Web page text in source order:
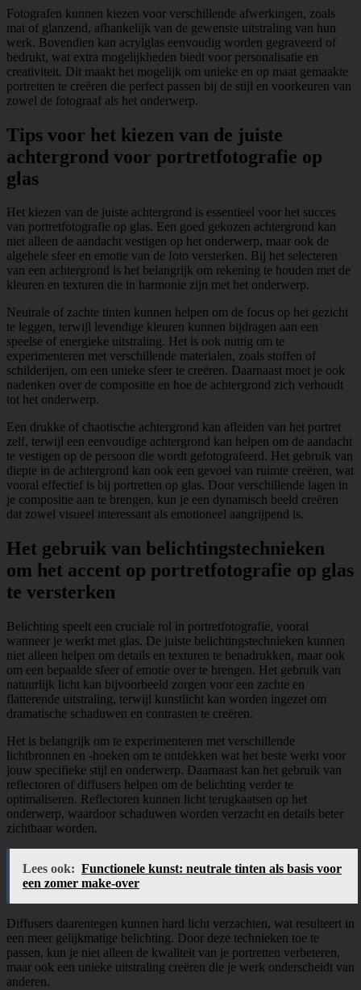
Fotografen kunnen kiezen voor verschillende afwerkingen, zoals
mat of glanzend, afhankelijk van de gewenste uitstraling van hun
werk. Bovendien kan acrylglas eenvoudig worden gegraveerd of
bedrukt, wat extra mogelijkheden biedt voor personalisatie en
creativiteit. Dit maakt het mogelijk om unieke en op maat gemaakte
portretten te creëren die perfect passen bij de stijl en voorkeuren van
zowel de fotograaf als het onderwerp.
Tips voor het kiezen van de juiste
achtergrond voor portretfotografie op
glas
Het kiezen van de juiste achtergrond is essentieel voor het succes
van portretfotografie op glas. Een goed gekozen achtergrond kan
niet alleen de aandacht vestigen op het onderwerp, maar ook de
algehele sfeer en emotie van de foto versterken. Bij het selecteren
van een achtergrond is het belangrijk om rekening te houden met de
kleuren en texturen die in harmonie zijn met het onderwerp.
Neutrale of zachte tinten kunnen helpen om de focus op het gezicht
te leggen, terwijl levendige kleuren kunnen bijdragen aan een
speelse of energieke uitstraling. Het is ook nuttig om te
experimenteren met verschillende materialen, zoals stoffen of
schilderijen, om een unieke sfeer te creëren. Daarnaast moet je ook
nadenken over de compositie en hoe de achtergrond zich verhoudt
tot het onderwerp.
Een drukke of chaotische achtergrond kan afleiden van het portret
zelf, terwijl een eenvoudige achtergrond kan helpen om de aandacht
te vestigen op de persoon die wordt gefotografeerd. Het gebruik van
diepte in de achtergrond kan ook een gevoel van ruimte creëren, wat
vooral effectief is bij portretten op glas. Door verschillende lagen in
je compositie aan te brengen, kun je een dynamisch beeld creëren
dat zowel visueel interessant als emotioneel aangrijpend is.
Het gebruik van belichtingstechnieken
om het accent op portretfotografie op glas
te versterken
Belichting speelt een cruciale rol in portretfotografie, vooral
wanneer je werkt met glas. De juiste belichtingstechnieken kunnen
niet alleen helpen om details en texturen te benadrukken, maar ook
om een bepaalde sfeer of emotie over te brengen. Het gebruik van
natuurlijk licht kan bijvoorbeeld zorgen voor een zachte en
flatterende uitstraling, terwijl kunstlicht kan worden ingezet om
dramatische schaduwen en contrasten te creëren.
Het is belangrijk om te experimenteren met verschillende
lichtbronnen en -hoeken om te ontdekken wat het beste werkt voor
jouw specifieke stijl en onderwerp. Daarnaast kan het gebruik van
reflectoren of diffusers helpen om de belichting verder te
optimaliseren. Reflectoren kunnen licht terugkaatsen op het
onderwerp, waardoor schaduwen worden verzacht en details beter
zichtbaar worden.
Lees ook: Functionele kunst: neutrale tinten als basis voor
een zomer make-over
Diffusers daarentegen kunnen hard licht verzachten, wat resulteert in
een meer gelijkmatige belichting. Door deze technieken toe te
passen, kun je niet alleen de kwaliteit van je portretten verbeteren,
maar ook een unieke uitstraling creëren die je werk onderscheidt van
anderen.